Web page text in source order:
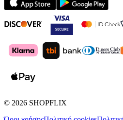
© 2026 SHOPFLIX